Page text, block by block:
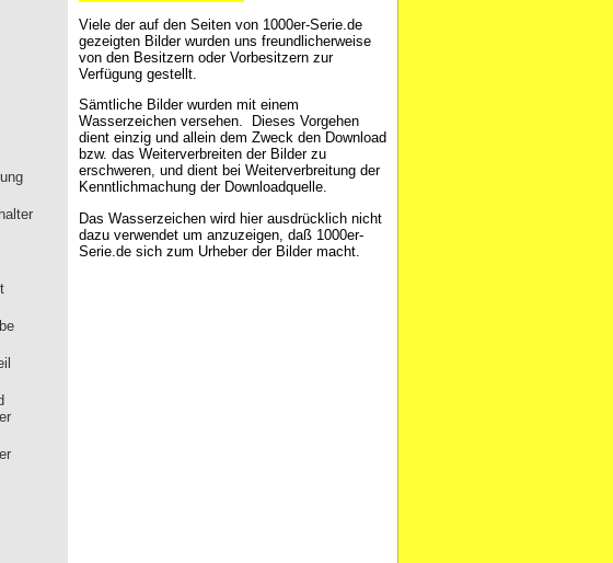
Viele der auf den Seiten von 1000er-Serie.de
gezeigten Bilder wurden uns freundlicherweise
von den Besitzern oder Vorbesitzern zur
Verfügung gestellt.
Sämtliche Bilder wurden mit einem
Wasserzeichen versehen. Dieses Vorgehen
dient einzig und allein dem Zweck den Download
bzw. das Weiterverbreiten der Bilder zu
erschweren, und dient bei Weiterverbreitung der
Kenntlichmachung der Downloadquelle.
Das Wasserzeichen wird hier ausdrücklich nicht
dazu verwendet um anzuzeigen, daß 1000er-
Serie.de sich zum Urheber der Bilder macht.